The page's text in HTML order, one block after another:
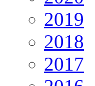
2019
2018
2017